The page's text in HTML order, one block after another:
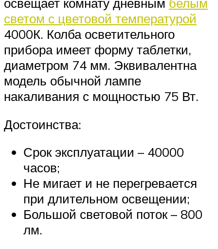
светом с цветовой температурой
4000К. Колба осветительного
прибора имеет форму таблетки,
диаметром 74 мм. Эквивалентна
модель обычной лампе
накаливания с мощностью 75 Вт.
Достоинства:
Срок эксплуатации – 40000
часов;
Не мигает и не перегревается
при длительном освещении;
Большой световой поток – 800
лм.